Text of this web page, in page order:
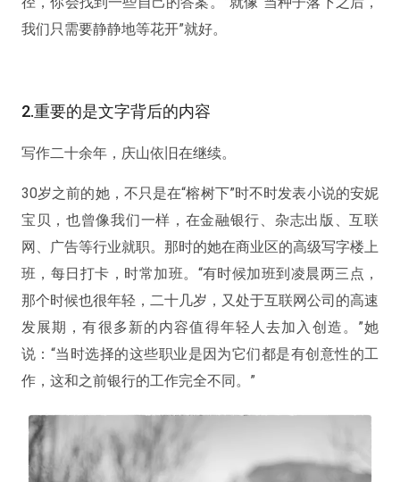
我们只需要静静地等花开”就好。
2.重要的是文字背后的内容
写作二十余年，庆山依旧在继续。
30岁之前的她，不只是在“榕树下”时不时发表小说的安妮
宝贝，也曾像我们一样，在金融银行、杂志出版、互联
网、广告等行业就职。那时的她在商业区的高级写字楼上
班，每日打卡，时常加班。“有时候加班到凌晨两三点，
那个时候也很年轻，二十几岁，又处于互联网公司的高速
发展期，有很多新的内容值得年轻人去加入创造。”她
说：“当时选择的这些职业是因为它们都是有创意性的工
作，这和之前银行的工作完全不同。”